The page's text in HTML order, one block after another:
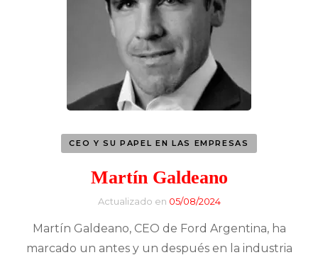
CEO Y SU PAPEL EN LAS EMPRESAS
Martín Galdeano
Actualizado en 05/08/2024
Martín Galdeano, CEO de Ford Argentina, ha
marcado un antes y un después en la industria